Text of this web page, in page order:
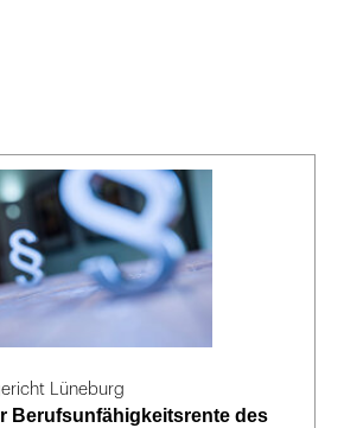
Lüneburg
Berufsunfähigkeitsrente des